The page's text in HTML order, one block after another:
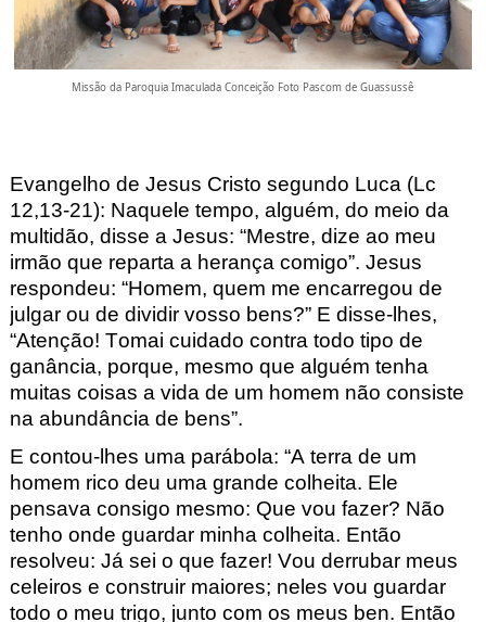
Missão da Paroquia Imaculada Conceição Foto Pascom de Guassussê
Evangelho de Jesus Cristo segundo Luca (Lc
12,13-21): Naquele tempo, alguém, do meio da
multidão, disse a Jesus: “Mestre, dize ao meu
irmão que reparta a herança comigo”. Jesus
respondeu: “Homem, quem me encarregou de
julgar ou de dividir vosso bens?” E disse-lhes,
“Atenção! Tomai cuidado contra todo tipo de
ganância, porque, mesmo que alguém tenha
muitas coisas a vida de um homem não consiste
na abundância de bens”.
E contou-lhes uma parábola: “A terra de um
homem rico deu uma grande colheita. Ele
pensava consigo mesmo: Que vou fazer? Não
tenho onde guardar minha colheita. Então
resolveu: Já sei o que fazer! Vou derrubar meus
celeiros e construir maiores; neles vou guardar
todo o meu trigo, junto com os meus ben. Então